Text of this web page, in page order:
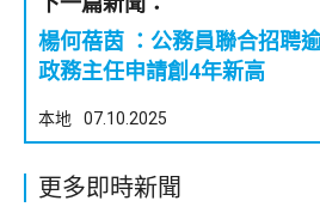
楊何蓓茵 ：公務員聯合招聘
政務主任申請創4年新高
本地 07.10.2025
更多即時新聞